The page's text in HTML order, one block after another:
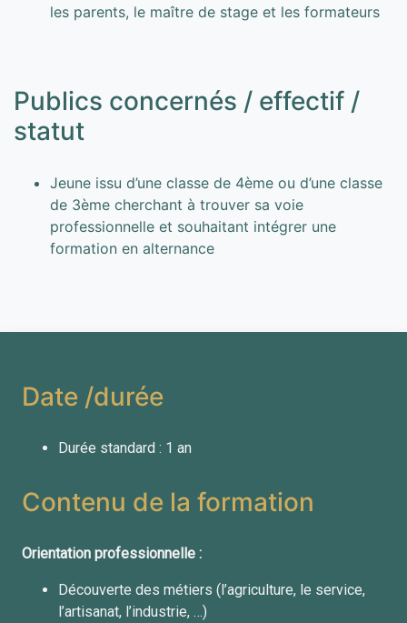
les parents, le maître de stage et les formateurs
Publics concernés / effectif /
statut
Jeune issu d’une classe de 4ème ou d’une classe
de 3ème cherchant à trouver sa voie
professionnelle et souhaitant intégrer une
formation en alternance
Date /durée
Durée standard : 1 an
Contenu de la formation
Orientation professionnelle :
Découverte des métiers (l’agriculture, le service,
l’artisanat, l’industrie, …)